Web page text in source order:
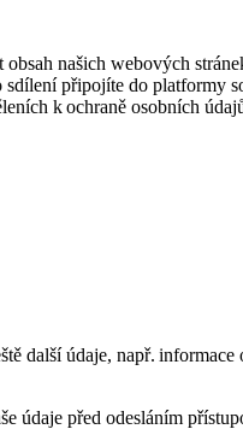
našich webových
připojíte do platformy
k ochraně osobních
další údaje, např. informace
údaje před odesláním